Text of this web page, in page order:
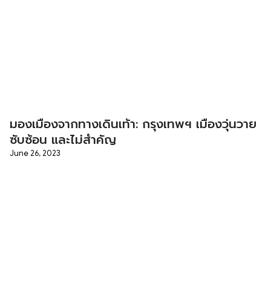
มองเมืองจากทางเดินเท้า: กรุงเทพฯ เมืองวุ่นวาย
ซับซ้อน และไม่สำคัญ
June 26, 2023